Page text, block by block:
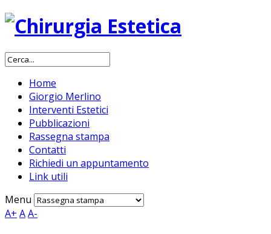
Home
Giorgio Merlino
Interventi Estetici
Pubblicazioni
Rassegna stampa
Contatti
Richiedi un appuntamento
Link utili
Menu
A+ AA-